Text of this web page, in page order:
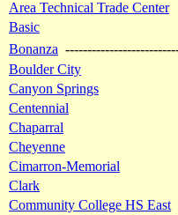
Area Technical Trade Center
Basic
Bonanza
Boulder City
Canyon Springs
Centennial
Chaparral
Cheyenne
Cimarron-Memorial
Clark
Community College HS East